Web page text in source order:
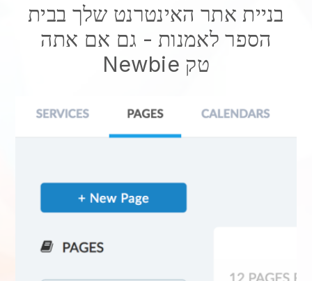
בניית אתר האינטרנט שלך בבית
הספר לאמנות - גם אם אתה
Newbie טק